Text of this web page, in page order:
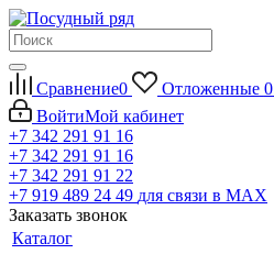
Сравнение0 Отложенные 0
ВойтиМой кабинет
+7 342 291 91 16
+7 342 291 91 16
+7 342 291 91 22
+7 919 489 24 49 для связи в МАХ
Заказать звонок
Каталог